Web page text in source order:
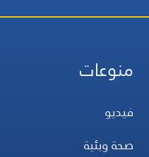
منوعات
فيديو
صحة وبئية